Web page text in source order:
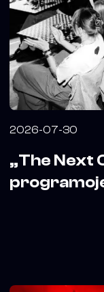
2026-07-30
„The Next
programoje – Vilniaus